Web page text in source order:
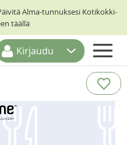
Alma-tunnuksesi Kotikokki-
täällä
Kirjaudu